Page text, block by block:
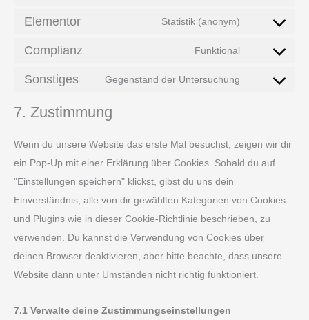
Elementor Statistik (anonym)
Complianz Funktional
Sonstiges Gegenstand der Untersuchung
7. Zustimmung
Wenn du unsere Website das erste Mal besuchst, zeigen wir dir
ein Pop-Up mit einer Erklärung über Cookies. Sobald du auf
"Einstellungen speichern" klickst, gibst du uns dein
Einverständnis, alle von dir gewählten Kategorien von Cookies
und Plugins wie in dieser Cookie-Richtlinie beschrieben, zu
verwenden. Du kannst die Verwendung von Cookies über
deinen Browser deaktivieren, aber bitte beachte, dass unsere
Website dann unter Umständen nicht richtig funktioniert.
7.1 Verwalte deine Zustimmungseinstellungen